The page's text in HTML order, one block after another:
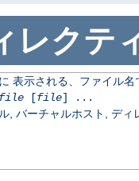
レクテ
表示される、ファイル
file[file] ...
, バーチャルホスト, ディ